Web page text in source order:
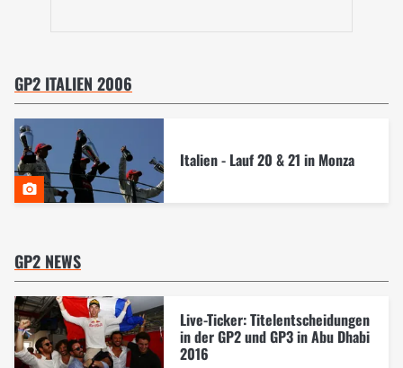
GP2 ITALIEN 2006
Italien - Lauf 20 & 21 in Monza
GP2 NEWS
Live-Ticker: Titelentscheidungen
in der GP2 und GP3 in Abu Dhabi
2016